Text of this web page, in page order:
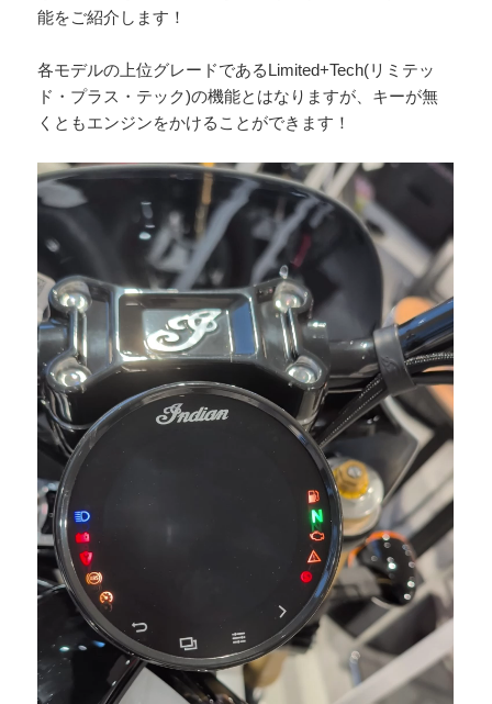
能をご紹介します！
各モデルの上位グレードであるLimited+Tech(リミテッ
ド・プラス・テック)の機能とはなりますが、キーが無
くともエンジンをかけることができます！